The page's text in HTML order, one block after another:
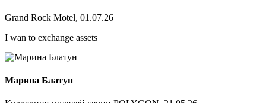
Grand Rock Motel, 01.07.26
I wan to exchange assets
Марина Блатун